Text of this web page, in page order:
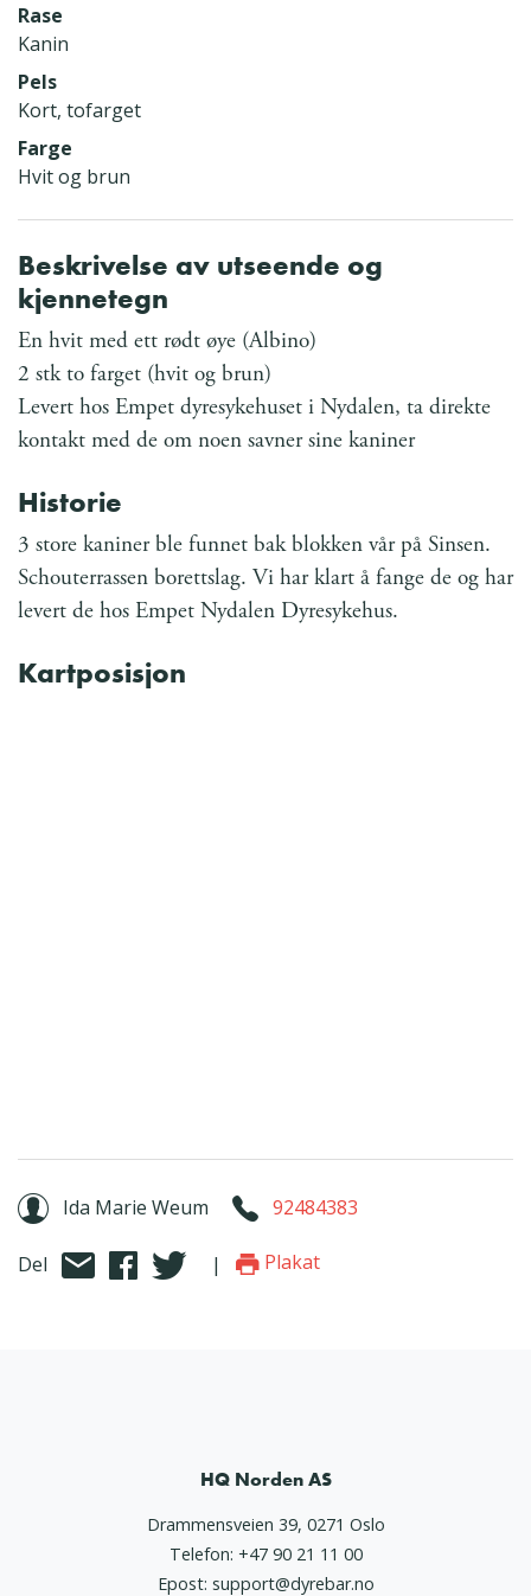
Rase
Kanin
Pels
Kort, tofarget
Farge
Hvit og brun
Beskrivelse av utseende og
kjennetegn
En hvit med ett rødt øye (Albino)
2 stk to farget (hvit og brun)
Levert hos Empet dyresykehuset i Nydalen, ta direkte
kontakt med de om noen savner sine kaniner
Historie
3 store kaniner ble funnet bak blokken vår på Sinsen.
Schouterrassen borettslag. Vi har klart å fange de og har
levert de hos Empet Nydalen Dyresykehus.
Kartposisjon
Ida Marie Weum 92484383
Del | Plakat
HQ Norden AS
Drammensveien 39, 0271 Oslo
Telefon: +47 90 21 11 00
Epost: support@dyrebar.no